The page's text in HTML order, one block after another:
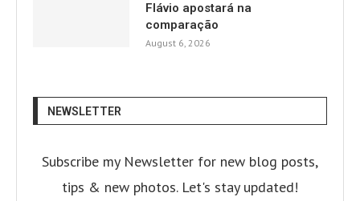
Flávio apostará na
comparação
August 6, 2026
NEWSLETTER
Subscribe my Newsletter for new blog posts,
tips & new photos. Let's stay updated!